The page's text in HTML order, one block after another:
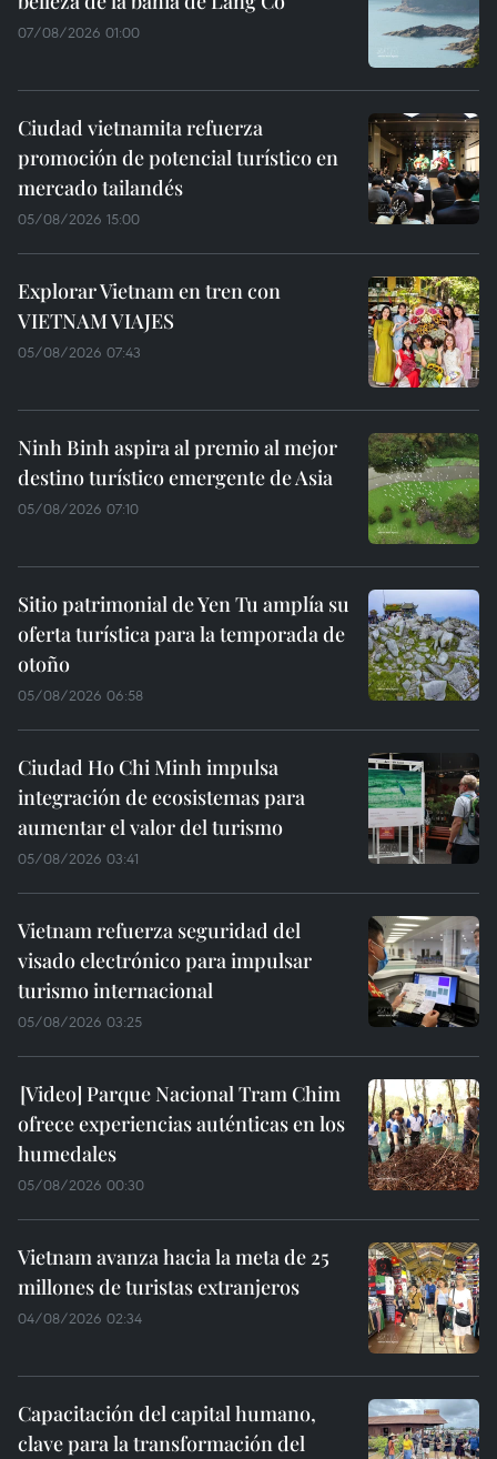
07/08/2026 01:00
Ciudad vietnamita refuerza
promoción de potencial turístico en
mercado tailandés
05/08/2026 15:00
Explorar Vietnam en tren con
VIETNAM VIAJES
05/08/2026 07:43
Ninh Binh aspira al premio al mejor
destino turístico emergente de Asia
05/08/2026 07:10
Sitio patrimonial de Yen Tu amplía su
oferta turística para la temporada de
otoño
05/08/2026 06:58
Ciudad Ho Chi Minh impulsa
integración de ecosistemas para
aumentar el valor del turismo
05/08/2026 03:41
Vietnam refuerza seguridad del
visado electrónico para impulsar
turismo internacional
05/08/2026 03:25
Parque Nacional Tram Chim
ofrece experiencias auténticas en los
humedales
05/08/2026 00:30
Vietnam avanza hacia la meta de 25
millones de turistas extranjeros
04/08/2026 02:34
Capacitación del capital humano,
clave para la transformación del